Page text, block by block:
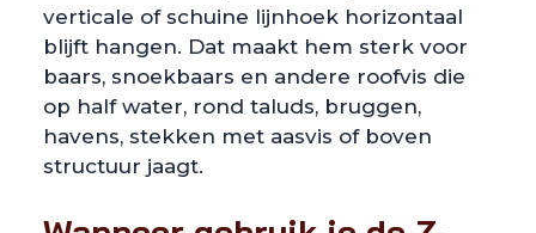
verticale of schuine lijnhoek horizontaal
blijft hangen. Dat maakt hem sterk voor
baars, snoekbaars en andere roofvis die
op half water, rond taluds, bruggen,
havens, stekken met aasvis of boven
structuur jaagt.